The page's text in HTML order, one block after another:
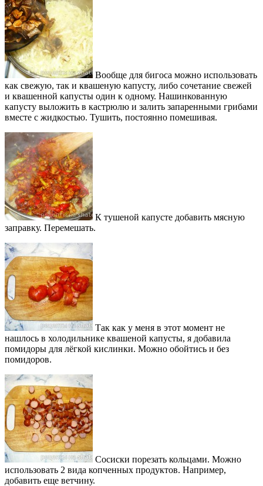
Вообще для бигоса можно использовать
как свежую, так и квашеную капусту, либо сочетание свежей
и квашенной капусты один к одному. Нашинкованную
капусту выложить в кастрюлю и залить запаренными грибами
вместе с жидкостью. Тушить, постоянно помешивая.
К тушеной капусте добавить мясную
заправку. Перемешать.
Так как у меня в этот момент не
нашлось в холодильнике квашеной капусты, я добавила
помидоры для лёгкой кислинки. Можно обойтись и без
помидоров.
Сосиски порезать кольцами. Можно
использовать 2 вида копченных продуктов. Например,
добавить еще ветчину.